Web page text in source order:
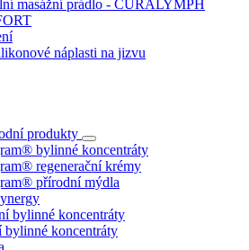
masážní prádlo - CURALYMPH
náplasti na jizvu
produkty
bylinné koncentráty
regenerační krémy
přírodní mýdla
bylinné koncentráty
bylinné koncentráty